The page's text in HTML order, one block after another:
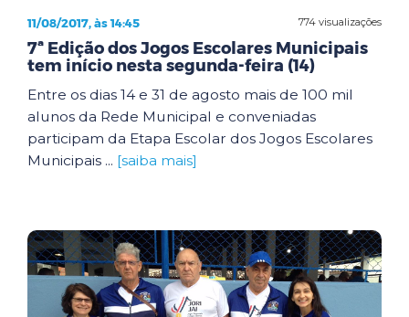
774 visualizações
11/08/2017, às 14:45
7ª Edição dos Jogos Escolares Municipais
tem início nesta segunda-feira (14)
Entre os dias 14 e 31 de agosto mais de 100 mil
alunos da Rede Municipal e conveniadas
participam da Etapa Escolar dos Jogos Escolares
Municipais ... [saiba mais]